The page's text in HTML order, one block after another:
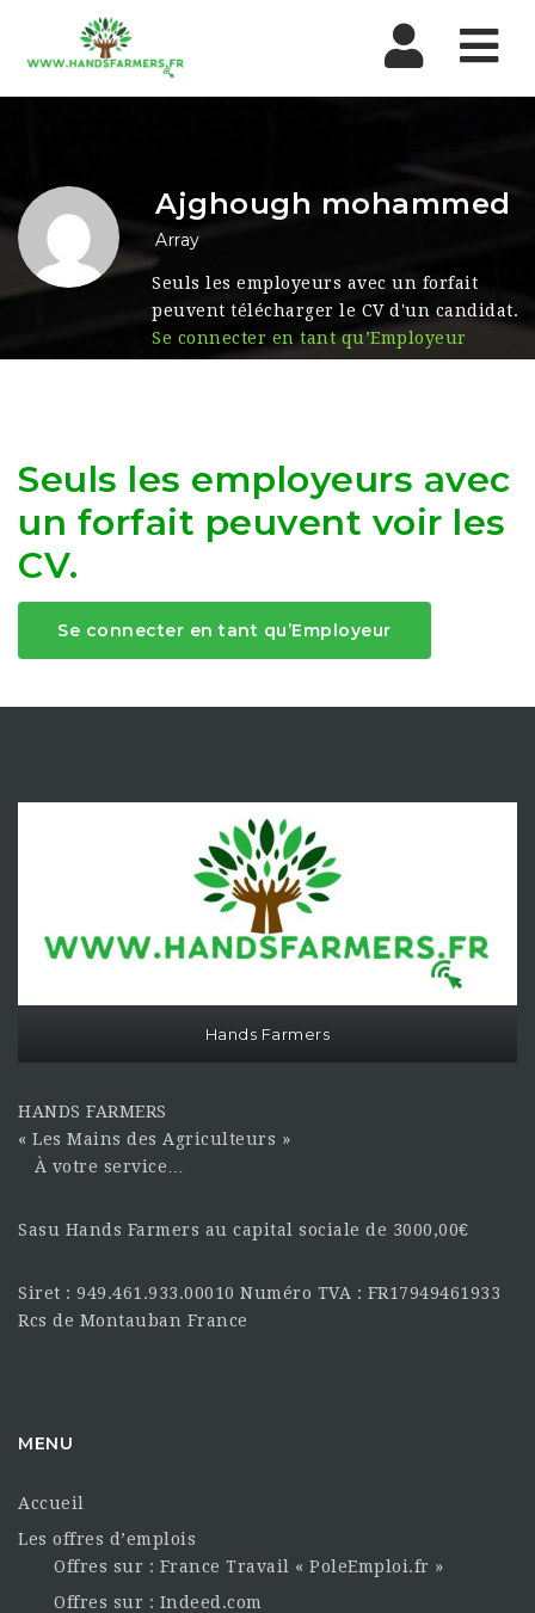
Seuls les employeurs avec un forfait
peuvent télécharger le CV d'un candidat.
Se connecter en tant qu’Employeur
Ajghough mohammed
Array
Seuls les employeurs avec
un forfait peuvent voir les
CV.
Se connecter en tant qu’Employeur
Hands Farmers
HANDS FARMERS
« Les Mains des Agriculteurs »
À votre service…
Sasu Hands Farmers au capital sociale de 3000,00€
Siret : 949.461.933.00010 Numéro TVA : FR17949461933
Rcs de Montauban France
MENU
Accueil
Les offres d’emplois
Offres sur : France Travail « PoleEmploi.fr »
Offres sur : Indeed.com